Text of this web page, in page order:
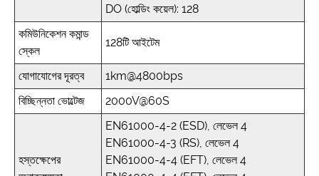
DO (হোল্ডিং কয়েল): 128
কমিউনিকেশন কমান্ড
স্কেল
128টি আইটেম
যোগাযোগের দূরত্ব
1km@4800bps
বিচ্ছিন্নতা ভোল্টেজ
2000V@60S
হস্তক্ষেপের
EN61000-4-2 (ESD), লেভেল 4
EN61000-4-3 (RS), লেভেল 4
EN61000-4-4 (EFT), লেভেল 4